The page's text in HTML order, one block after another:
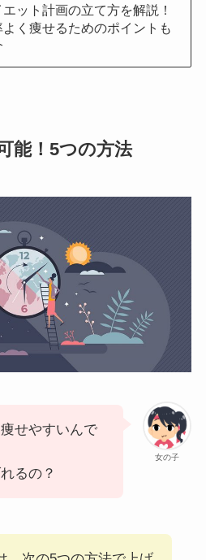
エット計画の立て方を解説！
よく痩せるためのポイントも
能！5つの方法
女の子
せやすいんで
るの？